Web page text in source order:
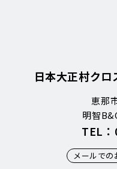
日本大正村ク
恵那
明智
TEL
メールでの